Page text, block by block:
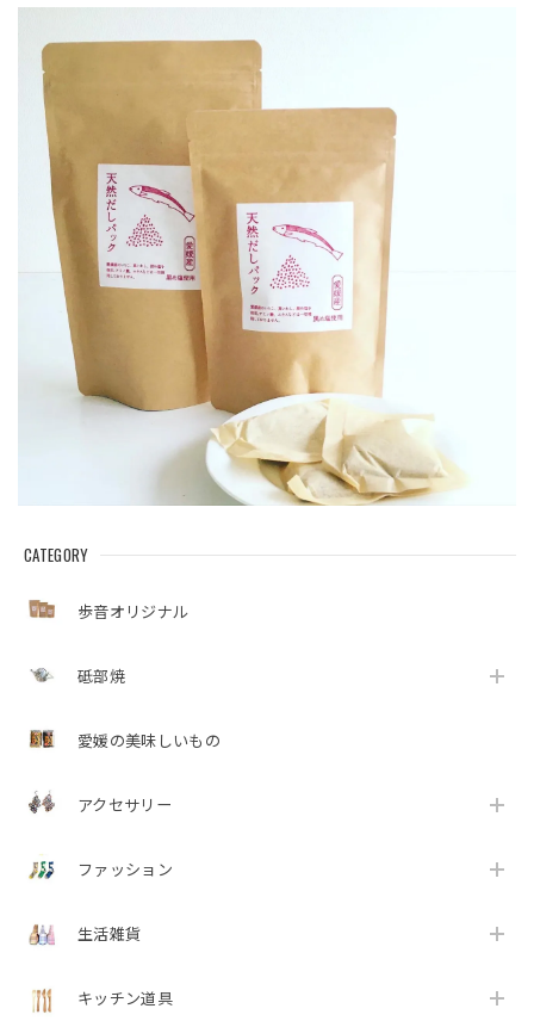
CATEGORY
歩音オリジナル
砥部焼
愛媛の美味しいもの
アクセサリー
ファッション
生活雑貨
キッチン道具